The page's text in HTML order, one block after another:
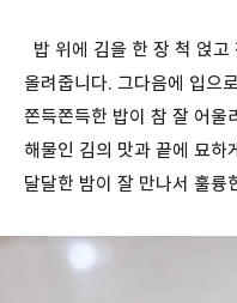
밥 위에 김을 한 장 척 얹
올려줍니다. 그다음에 입으
쫀득쫀득한 밥이 참 잘 어울
해물인 김의 맛과 끝에 묘하
달달한 밤이 잘 만나서 훌륭